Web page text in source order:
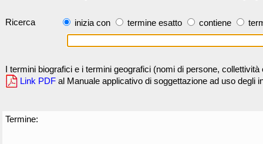
Ricerca inizia con termine esatto contiene
I termini biografici e i termini geografici (nomi di persone,
Link PDF al Manuale applicativo di soggettazione ad uso degli
Termine: